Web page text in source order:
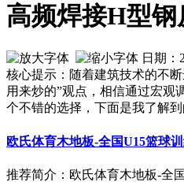
高频焊接H型
日期：
核心提示：随着建筑技术的不
用来炒的”观点，相信通过宏观
个不错的选择，下面是我了解
欧氏体育木地板-全国U15篮球
推荐简介：欧氏体育木地板-全